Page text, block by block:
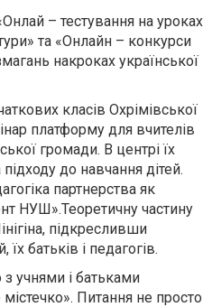
– тестування на уроках
та «Онлайн – конкурси
накроках української
класів Охрімівської
платформу для вчителів
громади. В центрі їх
до навчання дітей.
партнерства як
НУШ».Теоретичну частину
підкресливши
батьків і педагогів.
учнями і батьками
Питання не просто